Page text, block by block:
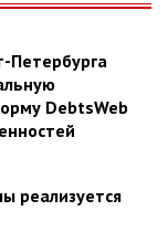
Петербурга
DebtsWeb
реализуется